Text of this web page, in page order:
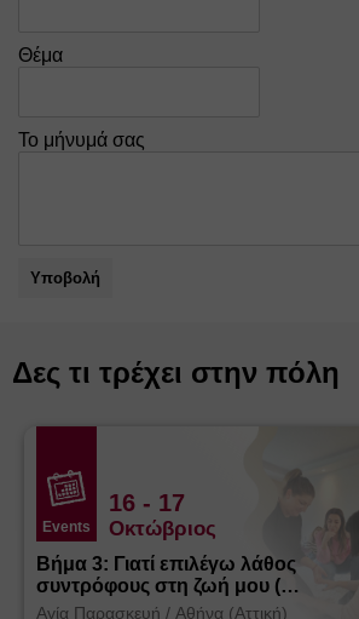
Θέμα
Το μήνυμά σας
Υποβολή
Δες τι τρέχει στην πόλη
Events
16 - 17
Οκτώβριος
Βήμα 3: Γιατί επιλέγω λάθος
συντρόφους στη ζωή μου (
Θεσσαλονίκη)
Αγία Παρασκευή / Αθήνα (Αττική)